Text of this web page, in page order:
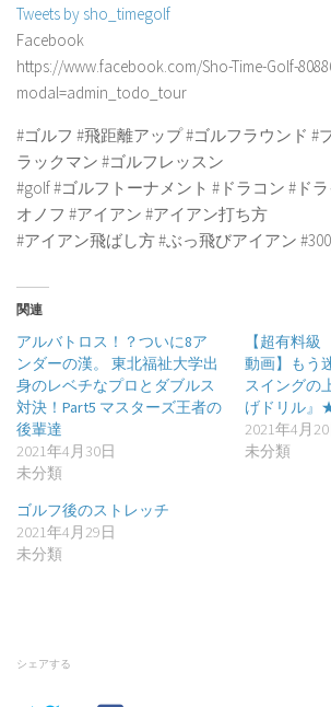
Tweets by sho_timegolf
Facebook
https://www.facebook.com/Sho-Time-Golf-
modal=admin_todo_tour
#ゴルフ #飛距離アップ #ゴルフラウンド #
ラックマン #ゴルフレッスン
#golf #ゴルフトーナメント #ドラコン #ド
オノフ #アイアン #アイアン打ち方
#アイアン飛ばし方 #ぶっ飛びアイアン
関連
アルバトロス！？ついに8ア
ンダーの漢。 東北福祉大学出
身のレベチなプロとダブルス
対決！Part5 マスターズ王者の
後輩達
2021年4月30日
未分類
【超有料
動画】もう
スイングの
げドリル』
2021年4月
未分類
ゴルフ後のストレッチ
2021年4月29日
未分類
シェアする